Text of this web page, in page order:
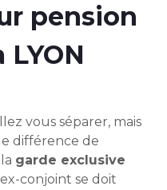
pension
vous séparer, mais
différence de
garde exclusive
conjoint se doit